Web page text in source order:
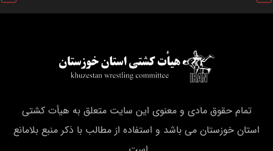
تمام حقوق مادی و معنوی این سایت متعلق به هیأت كشتی
استان خوزستان می باشد و استفاده از مطالب با ذکر منبع بلامانع